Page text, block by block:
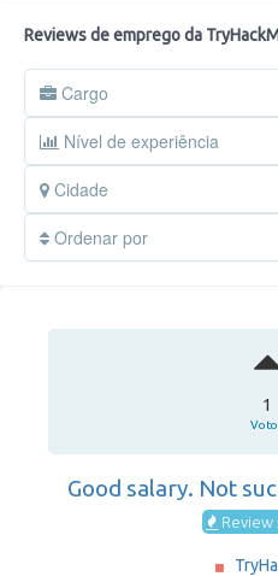
Reviews de emprego da
Cargo
Nível de experiência
Cidade
Ordenar por
1
Good salary. Not
Review